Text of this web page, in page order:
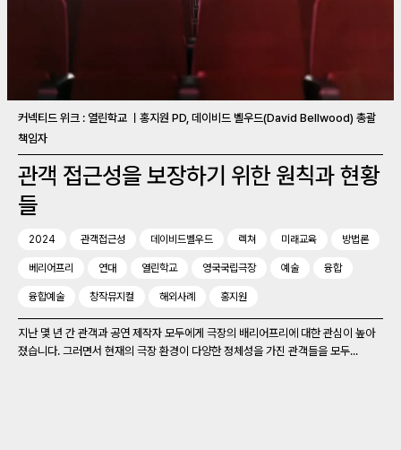
커넥티드 위크 : 열린학교 ㅣ홍지원 PD, 데이비드 벨우드(David Bellwood) 총괄
책임자
관객 접근성을 보장하기 위한 원칙과 현황
들
2024 관객접근성 데이비드벨우드 렉쳐 미래교육 방법론
베리어프리 연대 열린학교 영국국립극장 예술 융합
융합예술 창작뮤지컬 해외사례 홍지원
지난 몇 년 간 관객과 공연 제작자 모두에게 극장의 배리어프리에 대한 관심이 높아
졌습니다. 그러면서 현재의 극장 환경이 다양한 정체성을 가진 관객들을 모두...